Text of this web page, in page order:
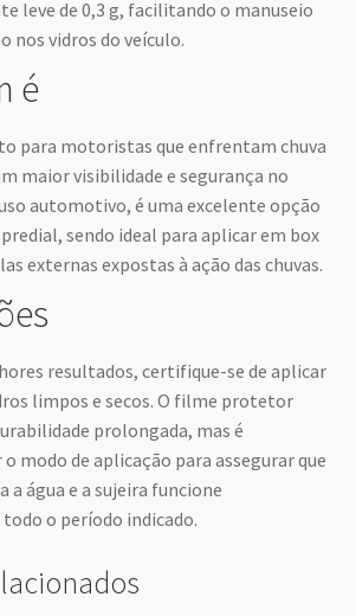
leve de 0,3 g, facilitando o manuseio
nos vidros do veículo.
é
para motoristas que enfrentam chuva
maior visibilidade e segurança no
automotivo, é uma excelente opção
sendo ideal para aplicar em box
externas expostas à ação das chuvas.
resultados, certifique-se de aplicar
limpos e secos. O filme protetor
prolongada, mas é
modo de aplicação para assegurar que
a água e a sujeira funcione
o período indicado.